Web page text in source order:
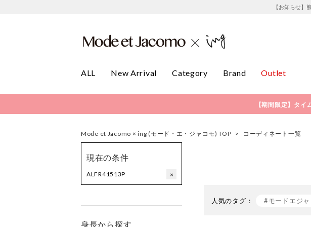
【お知らせ】
ALL New Arrival Category Brand Outlet
【期間限定】タイ
Mode et Jacomo × ing (モード・エ・ジャコモ) TOP > コーディネート一覧
現在の条件
ALFR41513P ×
身長から探す
人気のタグ： #モードエジャ